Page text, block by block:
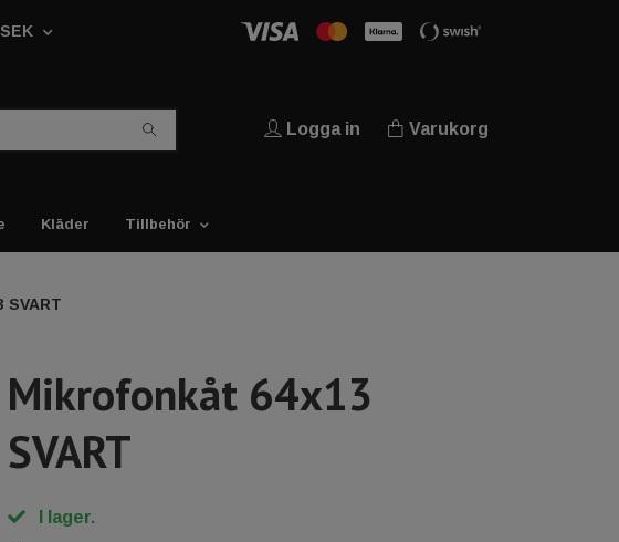
SEK
Logga in Varukorg
Kläder Tillbehör
SVART
Mikrofonkåt 64x13
SVART
I lager.